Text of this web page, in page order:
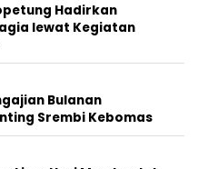
Hadirkan
lewat Kegiatan
Bulanan
Srembi Kebomas